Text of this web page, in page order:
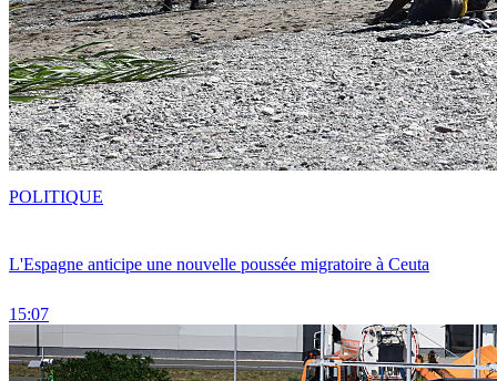
L'Espagne anticipe une nouvelle poussée migratoire à Ceuta
15:07
POLITIQUE